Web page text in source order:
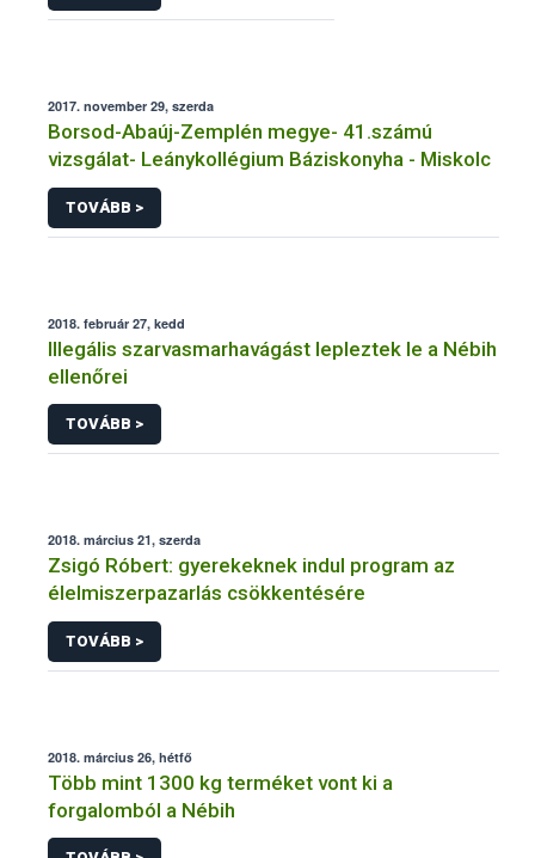
2017. november 29, szerda
Borsod-Abaúj-Zemplén megye- 41.számú
vizsgálat- Leánykollégium Báziskonyha - Miskolc
TOVÁBB >
2018. február 27, kedd
Illegális szarvasmarhavágást lepleztek le a Nébih
ellenőrei
TOVÁBB >
2018. március 21, szerda
Zsigó Róbert: gyerekeknek indul program az
élelmiszerpazarlás csökkentésére
TOVÁBB >
2018. március 26, hétfő
Több mint 1300 kg terméket vont ki a
forgalomból a Nébih